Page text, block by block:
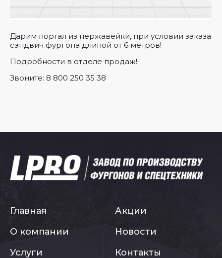
Дарим портал из нержавейки, при условии заказа
сэндвич фургона длиной от 6 метров!
Подробности в отделе продаж!
Звоните: 8 800 250 35 38
Главная
О компании
Услуги
Акции
Новости
Контакты